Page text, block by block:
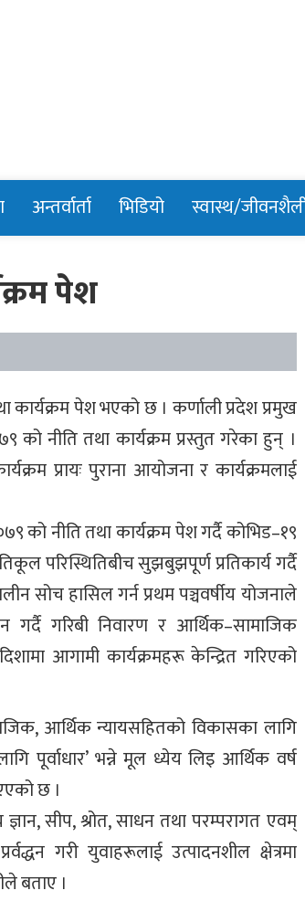
अन्तर्वार्ता भिडियो स्वास्थ/
पेश
कार्यक्रम पेश भएको छ । कर्णाली प्रदेश प्रमुख
को नीति तथा कार्यक्रम प्रस्तुत गरेका हुन् ।
प्रायः पुराना आयोजना र कार्यक्रमलाई
को नीति तथा कार्यक्रम पेश गर्दै कोभिड–१९
परिस्थितिबीच सुझबुझपूर्ण प्रतिकार्य गर्दै
सोच हासिल गर्न प्रथम पञ्चवर्षीय योजनाले
गर्दै गरिबी निवारण र आर्थिक–सामाजिक
आगामी कार्यक्रमहरू केन्द्रित गरिएको
आर्थिक न्यायसहितको विकासका लागि
पूर्वाधार’ भन्ने मूल ध्येय लिइ आर्थिक वर्ष
छ ।
सीप, श्रोत, साधन तथा परम्परागत एवम्
गरी युवाहरूलाई उत्पादनशील क्षेत्रमा
बताए ।